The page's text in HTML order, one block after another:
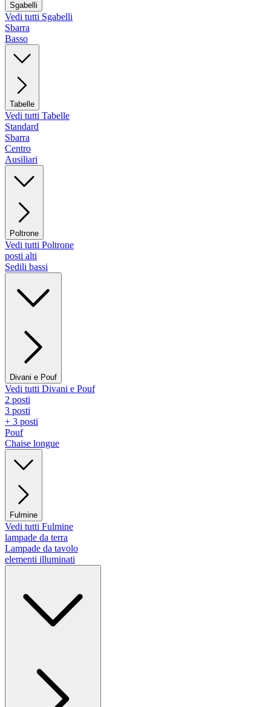
Sgabelli
Vedi tutti Sgabelli
Sbarra
Basso
Tabelle
Vedi tutti Tabelle
Standard
Sbarra
Centro
Ausiliari
Poltrone
Vedi tutti Poltrone
posti alti
Sedili bassi
Divani e Pouf
Vedi tutti Divani e Pouf
2 posti
3 posti
+ 3 posti
Pouf
Chaise longue
Fulmine
Vedi tutti Fulmine
lampade da terra
Lampade da tavolo
elementi illuminati